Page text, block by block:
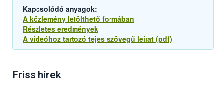
Kapcsolódó anyagok:
A közlemény letölthető formában
Részletes eredmények
A videóhoz tartozó tejes szövegű leirat (pdf)
Friss hírek